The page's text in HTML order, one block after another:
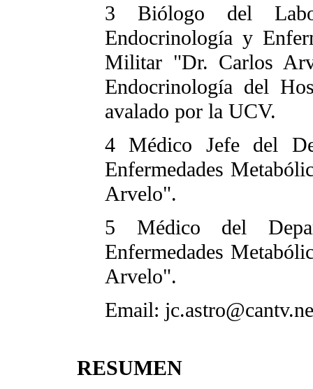
3 Biólogo del
Endocrinología y
Militar "Dr. Carlos
Endocrinología del
avalado por la UCV.
4 Médico Jefe del
Enfermedades
Arvelo".
5 Médico del
Enfermedades
Arvelo".
Email:
RESUMEN